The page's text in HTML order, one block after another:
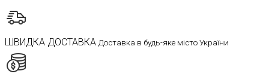
ШВИДКА ДОСТАВКА Доставка в будь-яке місто України